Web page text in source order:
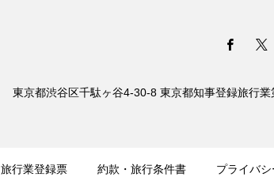
東京都渋谷区千駄ヶ谷4-30-8 東京都知事登録旅行
旅行業登録票 約款・旅行条件書 プライバ